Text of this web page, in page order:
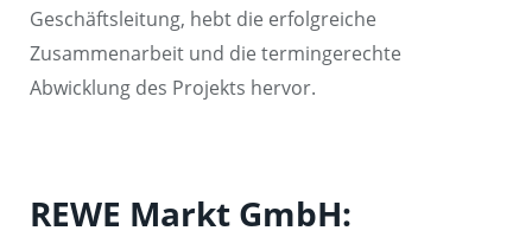
Geschäftsleitung, hebt die erfolgreiche
Zusammenarbeit und die termingerechte
Abwicklung des Projekts hervor.
REWE Markt GmbH: